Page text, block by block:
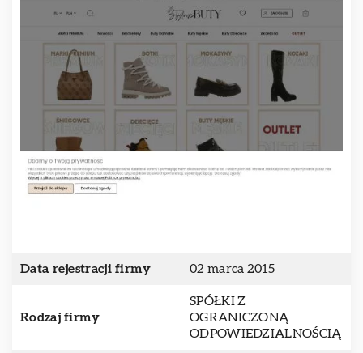
Data rejestracji firmy 02 marca 2015
Rodzaj firmy
SPÓŁKI Z
OGRANICZONĄ
ODPOWIEDZIALNOŚCIĄ